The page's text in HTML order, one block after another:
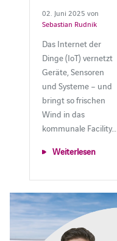
02. Juni 2025 von
Sebastian Rudnik
Das Internet der
Dinge (IoT) vernetzt
Geräte, Sensoren
und Systeme – und
bringt so frischen
Wind in das
kommunale Facility…
Weiterlesen